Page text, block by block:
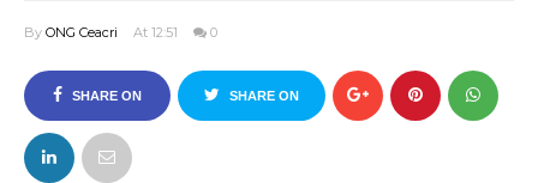
By ONG Ceacri At 12:51 0
SHARE ON
FACEBOOK
SHARE ON